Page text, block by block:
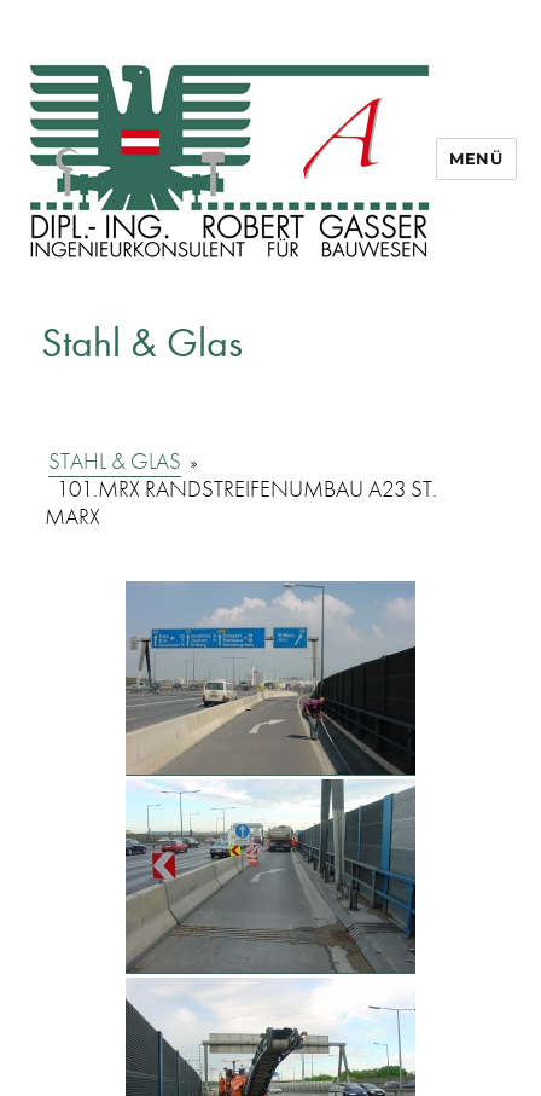
MENÜ
Stahl & Glas
STAHL & GLAS »
101.MRX RANDSTREIFENUMBAU A23 ST.
MARX